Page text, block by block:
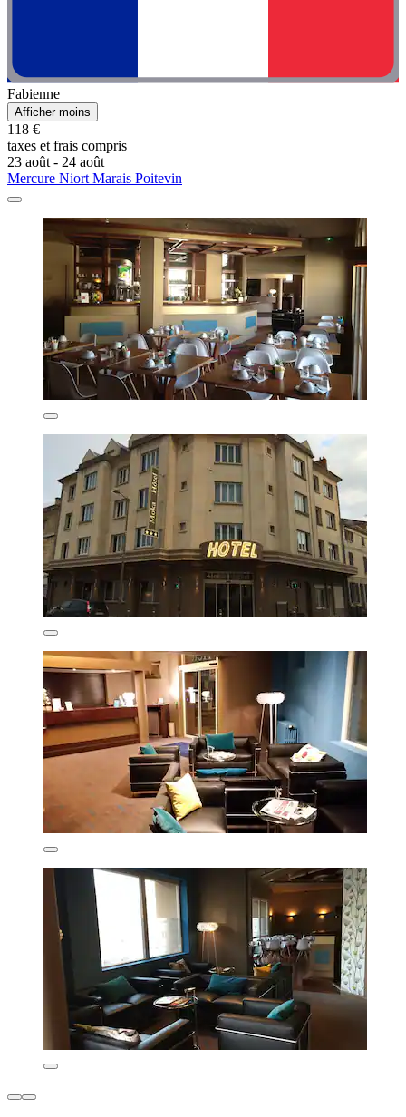
Fabienne
Afficher moins
118 €
taxes et frais compris
23 août - 24 août
Mercure Niort Marais Poitevin